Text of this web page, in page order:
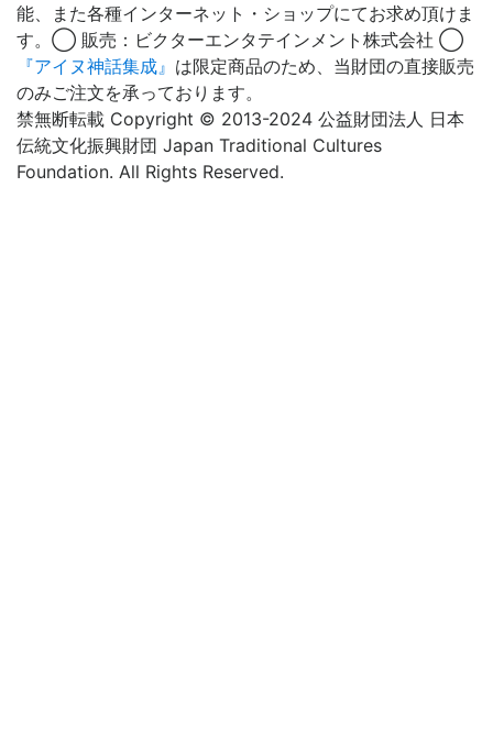
能、また各種インターネット・ショップにてお求め頂けま
す。◯ 販売：ビクターエンタテインメント株式会社 ◯
『アイヌ神話集成』 は限定商品のため、当財団の直接販売
のみご注文を承っております。
禁無断転載 Copyright © 2013-2024 公益財団法人 日本
伝統文化振興財団 Japan Traditional Cultures
Foundation. All Rights Reserved.